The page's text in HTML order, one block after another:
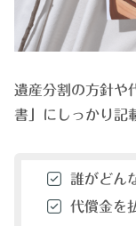
遺産分割の方針や
書」にしっかり記
誰がどん
代償金を